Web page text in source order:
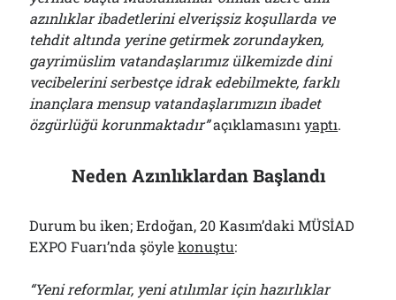
azınlıklar ibadetlerini elverişsiz koşullarda ve
tehdit altında yerine getirmek zorundayken,
gayrimüslim vatandaşlarımız ülkemizde dini
vecibelerini serbestçe idrak edebilmekte, farklı
inançlara mensup vatandaşlarımızın ibadet
özgürlüğü korunmaktadır”açıklamasınıyaptı.
Neden Azınlıklardan Başlandı
Durum bu iken; Erdoğan, 20 Kasım’daki MÜSİAD
EXPO Fuarı’nda şöylekonuştu:
“Yeni reformlar, yeni atılımlar için hazırlıklar